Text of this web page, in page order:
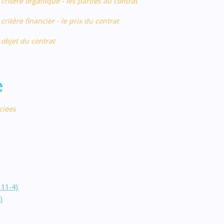
financier - le prix du contrat
du contrat
4)